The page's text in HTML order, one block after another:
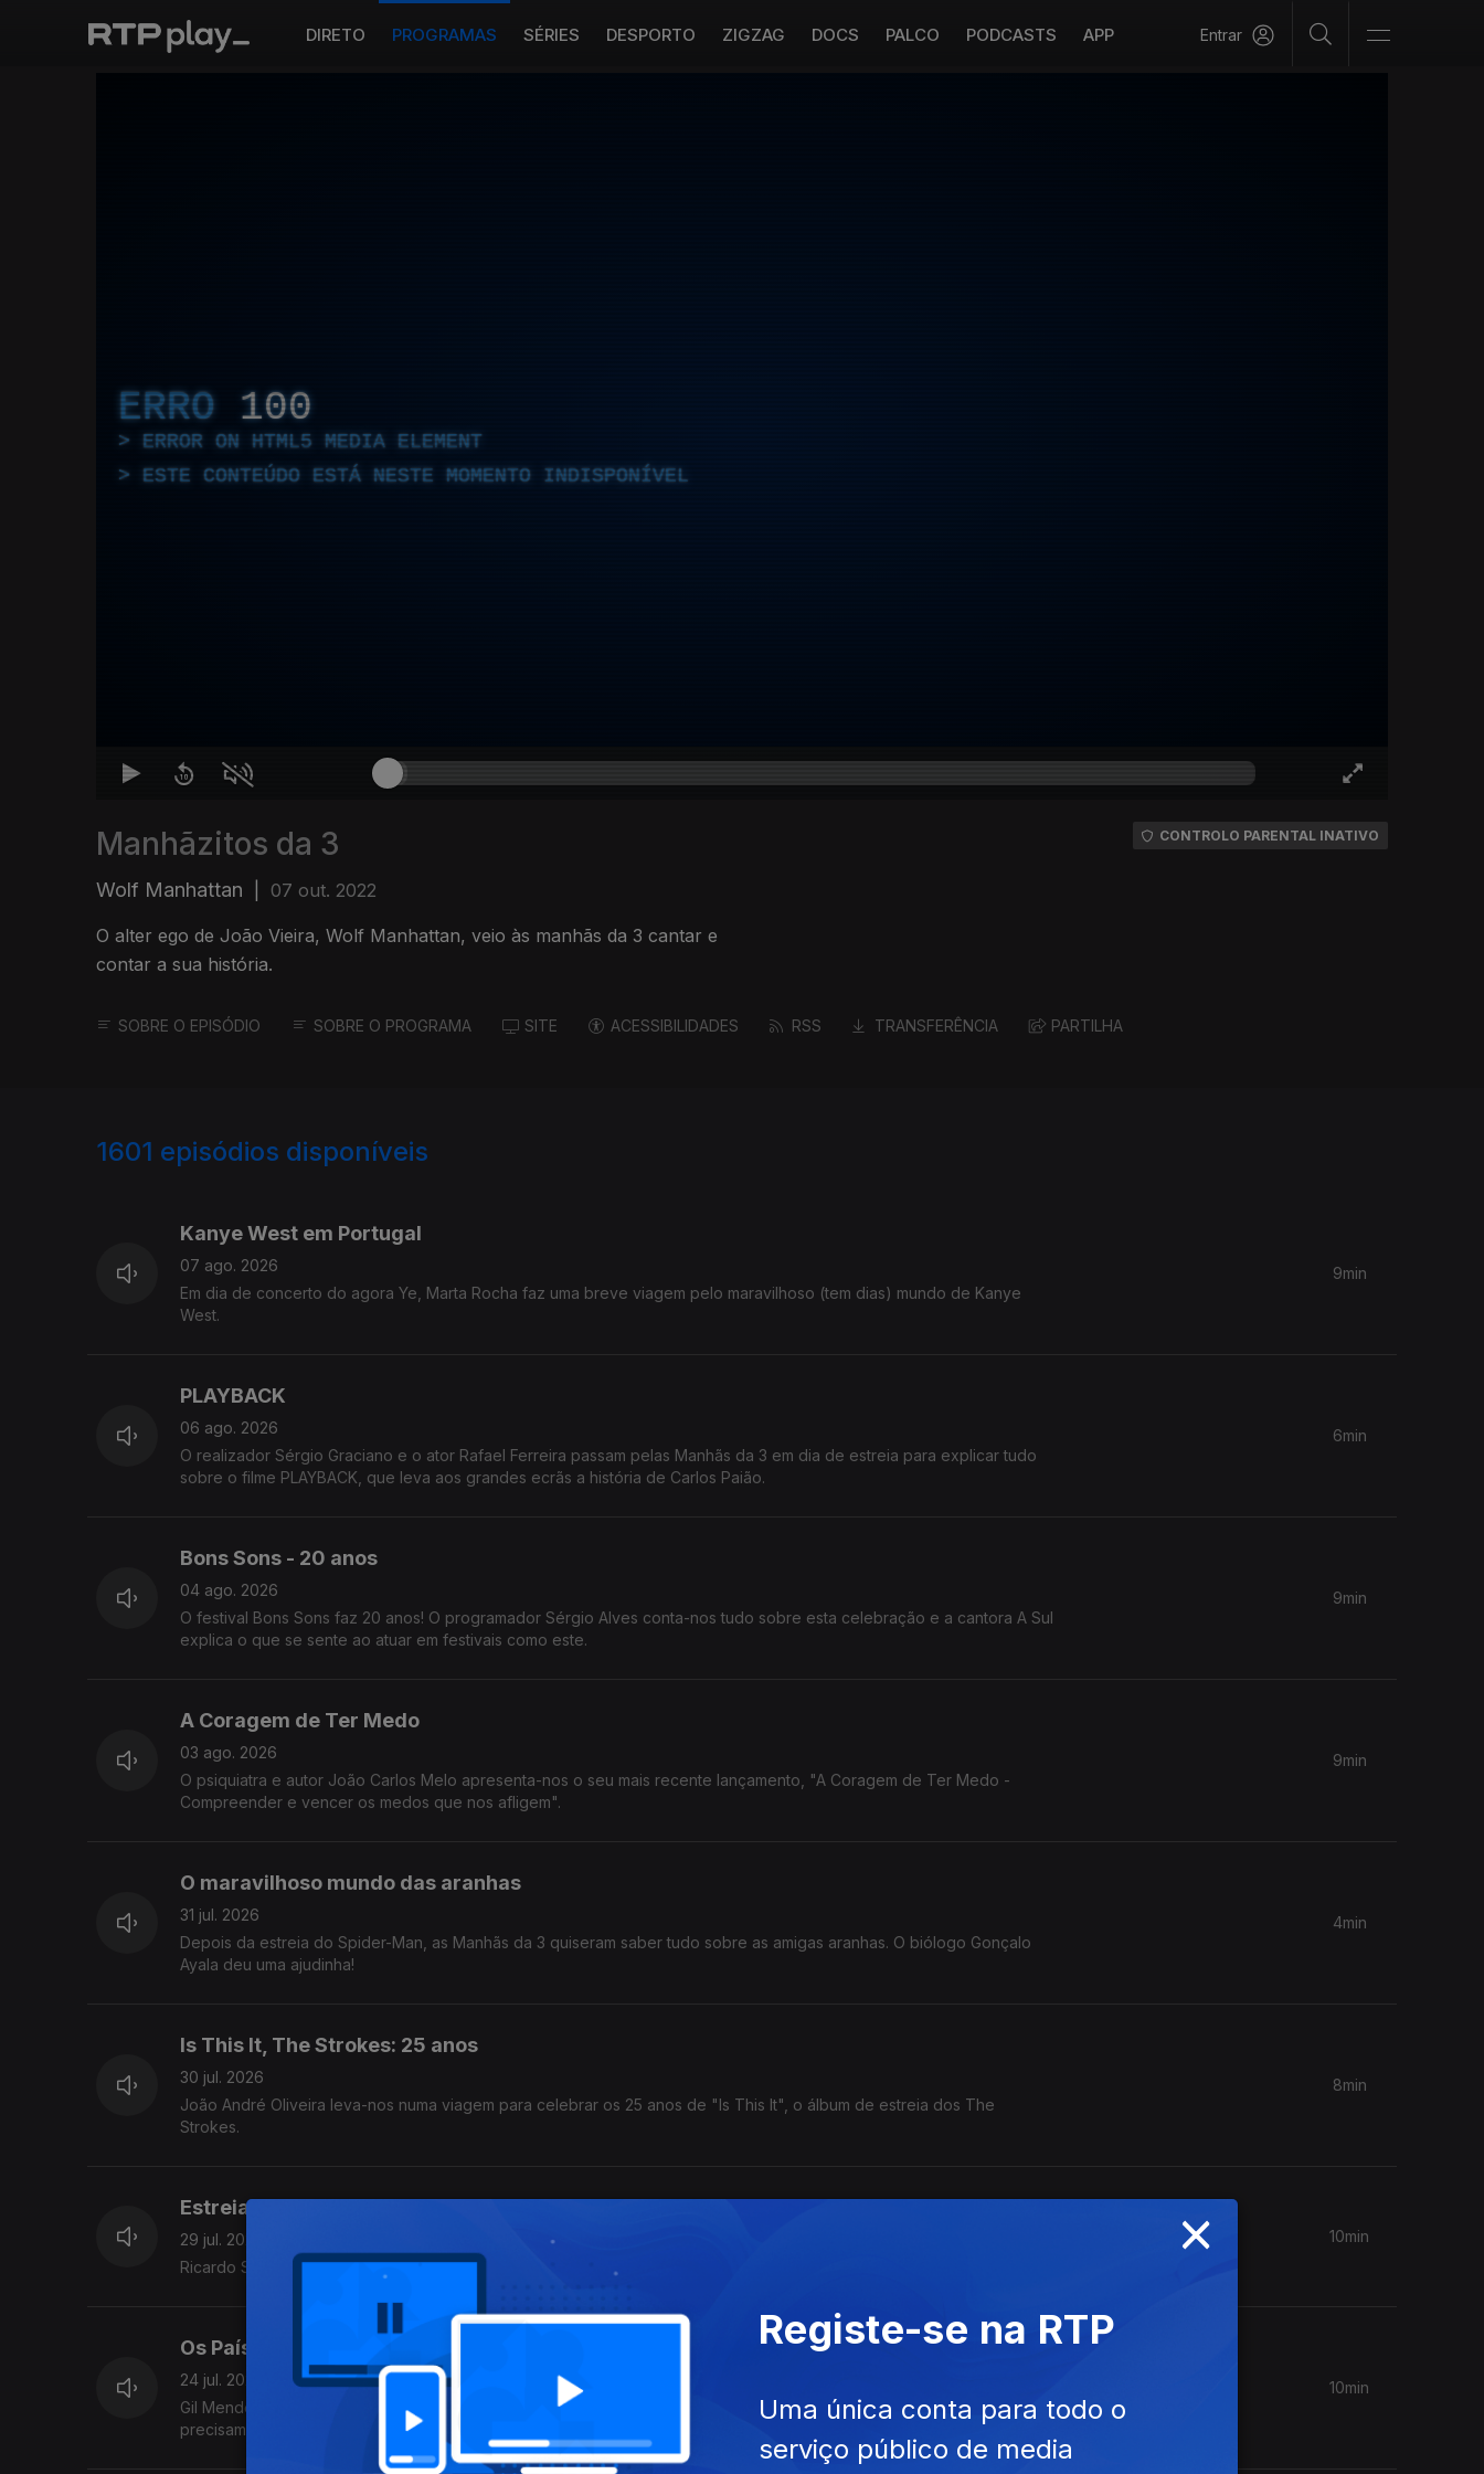
DIRETO PROGRAMAS SÉRIES DESPORTO ZIGZAG DOCS PALCO PODCASTS APP Entrar
ERRO 100
ERROR ON HTML5 MEDIA ELEMENT
ESTE CONTEÚDO ESTÁ NESTE MOMENTO INDISPONÍVEL
Manhãzitos da 3
Wolf Manhattan 07 out. 2022
O alter ego de João Vieira, Wolf Manhattan, veio às manhãs da 3 cantar e
contar a sua história.
CONTROLO PARENTAL INATIVO
SOBRE O EPISÓDIO SOBRE O PROGRAMA SITE ACESSIBILIDADES RSS TRANSFERÊNCIA PARTILHA
1601 episódios disponíveis
Kanye West em Portugal
07 ago. 2026
Em dia de concerto do agora Ye, Marta Rocha faz uma breve viagem pelo maravilhoso (tem dias) mundo de Kanye
West.
9min
PLAYBACK
06 ago. 2026
O realizador Sérgio Graciano e o ator Rafael Ferreira passam pelas Manhãs da 3 em dia de estreia para explicar tudo
sobre o filme PLAYBACK, que leva aos grandes ecrãs a história de Carlos Paião.
6min
Bons Sons - 20 anos
04 ago. 2026
O festival Bons Sons faz 20 anos! O programador Sérgio Alves conta-nos tudo sobre esta celebração e a cantora A Sul
explica o que se sente ao atuar em festivais como este.
9min
A Coragem de Ter Medo
03 ago. 2026
O psiquiatra e autor João Carlos Melo apresenta-nos o seu mais recente lançamento, "A Coragem de Ter Medo -
Compreender e vencer os medos que nos afligem".
9min
O maravilhoso mundo das aranhas
31 jul. 2026
Depois da estreia do Spider-Man, as Manhãs da 3 quiseram saber tudo sobre as amigas aranhas. O biólogo Gonçalo
Ayala deu uma ajudinha!
4min
Is This It, The Strokes: 25 anos
30 jul. 2026
João André Oliveira leva-nos numa viagem para celebrar os 25 anos de "Is This It", o álbum de estreia dos The
Strokes.
8min
Estreias do mês de Agosto
29 jul. 2026
Ricardo Sérgio conta-nos as estreias no cinema para o mês de Agosto.
10min
Os Países Que Quase Existiram
24 jul. 2026
Gil Mendes da Costa juntou 10 anos de curiosidades num livro. "Os Países Que Quase Existiram" tem tudo o que
precisam de saber para se tornarem em pros da geografia. Podem ainda pesquisar por @General.Knowledge no
10min
×
Registe-se na RTP
Uma única conta para todo o
serviço público de media